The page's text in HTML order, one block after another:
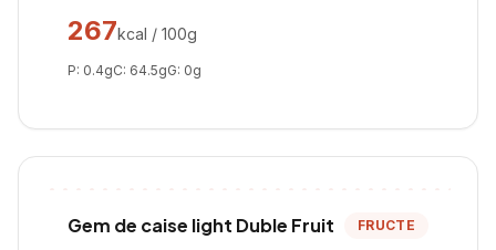
267kcal / 100g
P: 0.4gC: 64.5gG: 0g
Gem de caise light Duble Fruit FRUCTE